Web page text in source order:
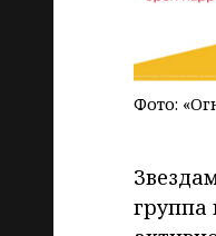
Фото:
группа